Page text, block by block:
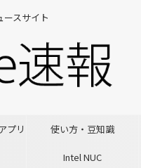
スサイト
プリ 使い方・豆知識
Intel NUC